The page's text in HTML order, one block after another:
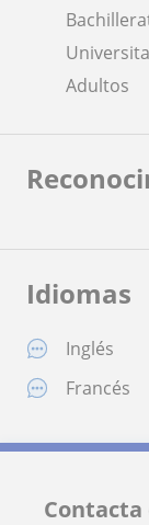
Adultos
Idiomas
Inglés
Francés